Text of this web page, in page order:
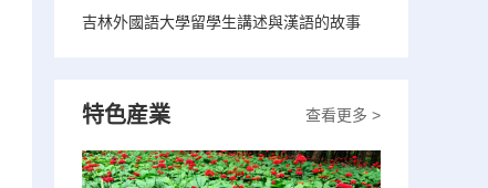
吉林外國語大學留學生講述與漢語的故事
查看更多 >
特色産業